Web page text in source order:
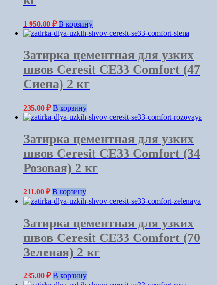
1 950.00 ₽ В корзину
Затирка цементная для узких
швов Ceresit СЕ33 Comfort (47
Сиена) 2 кг
235.00 ₽ В корзину
Затирка цементная для узких
швов Ceresit СЕ33 Comfort (34
Розовая) 2 кг
211.00 ₽ В корзину
Затирка цементная для узких
швов Ceresit СЕ33 Comfort (70
Зеленая) 2 кг
235.00 ₽ В корзину